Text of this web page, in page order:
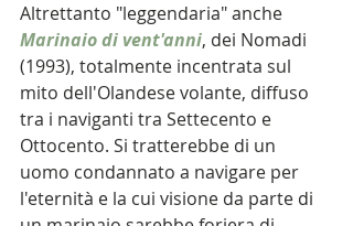
Altrettanto "leggendaria" anche
Marinaio di vent'anni, dei Nomadi
(1993), totalmente incentrata sul
mito dell'Olandese volante, diffuso
tra i naviganti tra Settecento e
Ottocento. Si tratterebbe di un
uomo condannato a navigare per
l'eternità e la cui visione da parte di